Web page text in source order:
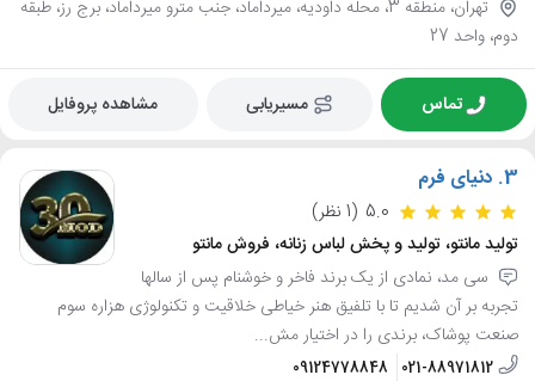
تهران، منطقه 3، محله داودیه، میرداماد، جنب مترو میرداماد، برج رز، طبقه
دوم، واحد 27
تماس مسیریابی مشاهده پروفایل
3. دنیای فرم
5.0 (1 نظر)
تولید مانتو، تولید و پخش لباس زنانه، فروش مانتو
سی مد، نمادی از یک برند فاخر و خوشنام پس از سالها
تجربه بر آن شدیم تا با تلفیق هنر خیاطی خلاقیت و تکنولوژی هزاره سوم
صنعت پوشاک، برندی را در اختیار مش...
021-88971812
09124778848